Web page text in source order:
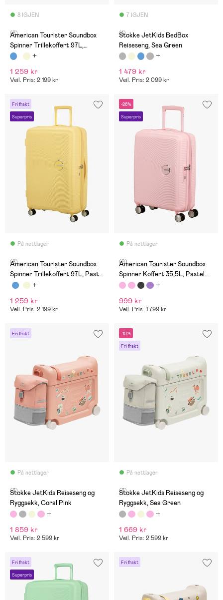
8 IGJEN
(8)
American Tourister Soundbox
Spinner Trillekoffert 97L,
Midnight Navy
1 259 kr
Veil. Pris: 2 199 kr
7 IGJEN
(1)
Stokke JetKids BedBox
Reiseseng, Sea Green
1 479 kr
Veil. Pris: 2 099 kr
Fri frakt
Superpris
På nettlager
(8)
American Tourister Soundbox
Spinner Trillekoffert 97L, Pastel
Yellow
1 259 kr
Veil. Pris: 2 199 kr
-26%
Superpris
På nettlager
(9)
American Tourister Soundbox
Spinner Koffert 35,5L, Pastel
Pink
999 kr
Veil. Pris: 1 799 kr
Fri frakt
På nettlager
(3)
Stokke JetKids Reiseseng og
Ryggsekk, Coral Pink
1 859 kr
Veil. Pris: 2 599 kr
-10%
Fri frakt
På nettlager
(3)
Stokke JetKids Reiseseng og
Ryggsekk, Sea Green
1 669 kr
Veil. Pris: 2 599 kr
Fri frakt
Superpris
Fri frakt